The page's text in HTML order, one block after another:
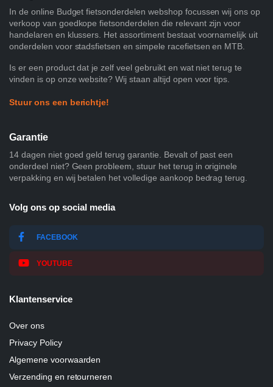
In de online Budget fietsonderdelen webshop focussen wij ons op
verkoop van goedkope fietsonderdelen die relevant zijn voor
handelaren en klussers. Het assortiment bestaat voornamelijk uit
onderdelen voor stadsfietsen en simpele racefietsen en MTB.
Is er een product dat je zelf veel gebruikt en wat niet terug te
vinden is op onze website? Wij staan altijd open voor tips.
Stuur ons een berichtje!
Garantie
14 dagen niet goed geld terug garantie. Bevalt of past een
onderdeel niet? Geen probleem, stuur het terug in originele
verpakking en wij betalen het volledige aankoop bedrag terug.
Volg ons op social media
FACEBOOK
YOUTUBE
Klantenservice
Over ons
Privacy Policy
Algemene voorwaarden
Verzending en retourneren